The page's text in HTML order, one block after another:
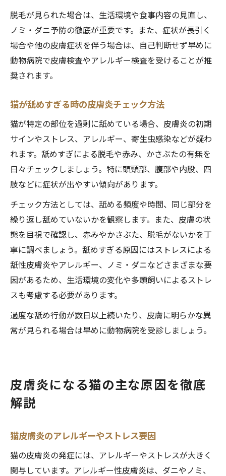
脱毛が見られた場合は、生活環境や食事内容の見直し、
ノミ・ダニ予防の徹底が重要です。また、症状が長引く
場合や他の皮膚症状を伴う場合は、自己判断せず早めに
動物病院で皮膚検査やアレルギー検査を受けることが推
奨されます。
猫が舐めすぎる時の皮膚炎チェック方法
猫が特定の部位を過剰に舐めている場合、皮膚炎の初期
サインやストレス、アレルギー、寄生虫感染などが疑わ
れます。舐めすぎによる脱毛や赤み、かさぶたの有無を
日々チェックしましょう。特に頭頸部、腹部や内股、四
肢などに症状が出やすい傾向があります。
チェック方法としては、舐める頻度や時間、同じ部分を
繰り返し舐めていないかを観察します。また、皮膚の状
態を目視で確認し、赤みやかさぶた、脱毛がないかを丁
寧に調べましょう。舐めすぎる原因にはストレスによる
舐性皮膚炎やアレルギー、ノミ・ダニなどさまざまな要
因があるため、生活環境の変化や多頭飼いによるストレ
スも考慮する必要があります。
過度な舐め行動が数日以上続いたり、皮膚に明らかな異
常が見られる場合は早めに動物病院を受診しましょう。
皮膚炎になる猫の主な原因を徹底
解説
猫皮膚炎のアレルギーやストレス要因
猫の皮膚炎の発症には、アレルギーやストレスが大きく
関与しています。アレルギー性皮膚炎は、ダニやノミ、